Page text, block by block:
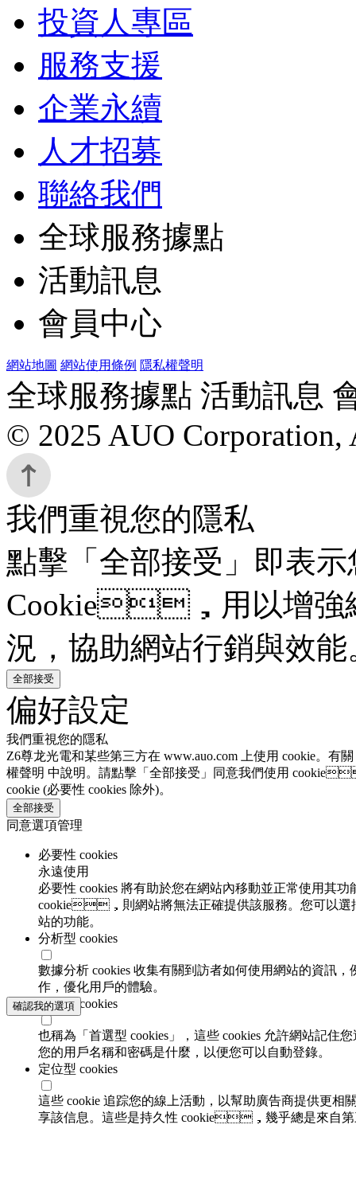
投資人專區
服務支援
企業永續
人才招募
聯絡我們
全球服務據點
活動訊息
會員中心
網站地圖 網站使用條例 隱私權聲明
全球服務據點 活動訊息
© 2025 AUO Corporation,
我們重視您的隱私
點擊「全部接受」即表
Cookie，用以增強網
況，協助網站行銷與效
全部接受
偏好設定
我們重視您的隱私
Z6尊龙光電和某些第三方在 www.auo.com 上使用 cookie。有關
權聲明 中說明。請點擊「全部接受」同意我們使用
cookie (必要性 cookies 除外)。
全部接受
同意選項管理
必要性 cookies
永遠使用
必要性 cookies 將有助於您在網站內移動並正常使用其功能
cookie，則網站將無法正確提供該服務。您可以
站的功能。
分析型 cookies
數據分析 cookies 收集有關到訪者如何使用網站的資訊
作，優化用戶的體驗。
功能性 cookies
也稱為「首選型 cookies」，這些 cookies 允許網站記住您
您的用戶名稱和密碼是什麼，以便您可以自動登錄。
定位型 cookies
這些 cookie 追踪您的線上活動，以幫助廣告商提供更
享該信息。這些是持久性 cookie，幾乎總是來自第
確認我的選項